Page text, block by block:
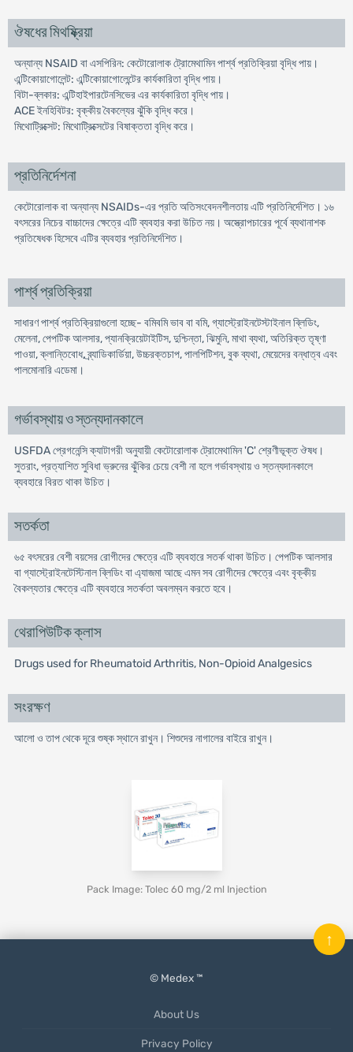
ঔষধের মিথষ্ক্রিয়া
অন্যান্য NSAID বা এসপিরিন: কেটোরোলাক ট্রোমেথামিন পার্শ্ব প্রতিক্রিয়া বৃদ্ধি পায়।
এন্টিকোয়াগোলেন্ট: এন্টিকোয়াগোলেন্টের কার্যকারিতা বৃদ্ধি পায়।
বিটা-ব্লকার: এন্টিহাইপারটেনসিভের এর কার্যকারিতা বৃদ্ধি পায়।
ACE ইনহিবিটর: বৃক্কীয় বৈকল্যের ঝুঁকি বৃদ্ধি করে।
মিথোট্রিক্সেট: মিথোট্রিক্সেটের বিষাক্ততা বৃদ্ধি করে।
প্রতিনির্দেশনা
কেটোরোলাক বা অন্যান্য NSAIDs-এর প্রতি অতিসংবেদনশীলতায় এটি প্রতিনির্দেশিত। ১৬
বৎসরের নিচের বাচ্চাদের ক্ষেত্রে এটি ব্যবহার করা উচিত নয়। অস্ত্রোপচারের পূর্বে ব্যথানাশক
প্রতিষেধক হিসেবে এটির ব্যবহার প্রতিনির্দেশিত।
পার্শ্ব প্রতিক্রিয়া
সাধারণ পার্শ্ব প্রতিক্রিয়াগুলো হচ্ছে- বমিবমি ভাব বা বমি, গ্যাস্ট্রোইনটেস্টাইনাল ব্লিডিং,
মেলেনা, পেপটিক আলসার, প্যানক্রিয়েটাইটিস, দুশ্চিন্তা, ঝিমুনি, মাথা ব্যথা, অতিরিক্ত তৃষ্ণা
পাওয়া, ক্লান্তিবোধ, ব্র্যাডিকার্ডিয়া, উচ্চরক্তচাপ, পালপিটিশন, বুক ব্যথা, মেয়েদের বন্ধাত্ব এবং
পালমোনারি এডেমা।
গর্ভাবস্থায় ও স্তন্যদানকালে
USFDA প্রেগনেন্সি ক্যাটাগরী অনুযায়ী কেটোরোলাক ট্রোমেথামিন 'C' শ্রেণীভূক্ত ঔষধ।
সুতরাং, প্রত্যাশিত সুবিধা ভ্রুনের ঝুঁকির চেয়ে বেশী না হলে গর্ভাবস্থায় ও স্তন্যদানকালে
ব্যবহারে বিরত থাকা উচিত।
সতর্কতা
৬৫ বৎসরের বেশী বয়সের রোগীদের ক্ষেত্রে এটি ব্যবহারে সতর্ক থাকা উচিত। পেপটিক আলসার
বা গ্যাস্ট্রোইনটেস্টিনাল ব্লিডিং বা এ্যাজমা আছে এমন সব রোগীদের ক্ষেত্রে এবং বৃক্কীয়
বৈকল্যতার ক্ষেত্রে এটি ব্যবহারে সতর্কতা অবলম্বন করতে হবে।
থেরাপিউটিক ক্লাস
Drugs used for Rheumatoid Arthritis, Non-Opioid Analgesics
সংরক্ষণ
আলো ও তাপ থেকে দূরে শুষ্ক স্থানে রাখুন। শিশুদের নাগালের বাইরে রাখুন।
Pack Image: Tolec 60 mg/2 ml Injection
© Medex ™
About Us
Privacy Policy
↑